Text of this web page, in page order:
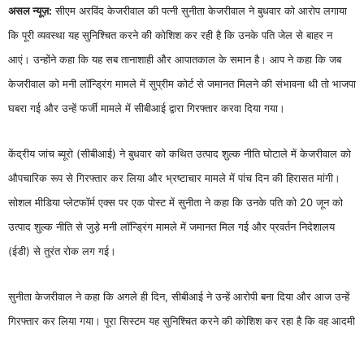
असल न्यूज़: सीएम अरविंद केजरीवाल की पत्नी सुनीता केजरीवाल ने बुधवार को आरोप लगाया
कि पूरी व्यवस्था यह सुनिश्चित करने की कोशिश कर रही है कि उनके पति जेल से बाहर न
आएं। उन्होंने कहा कि यह सब तानाशाही और आपातकाल के समान है। आप ने कहा कि जब
केजरीवाल को मनी लॉन्ड्रिंग मामले में सुप्रीम कोर्ट से जमानत मिलने की संभावना थी तो भाजपा
घबरा गई और उन्हें फर्जी मामले में सीबीआई द्वारा गिरफ्तार करवा दिया गया।
केंद्रीय जांच ब्यूरो (सीबीआई) ने बुधवार को कथित उत्पाद शुल्क नीति घोटाले में केजरीवाल को
औपचारिक रूप से गिरफ्तार कर लिया और भ्रष्टाचार मामले में पांच दिन की हिरासत मांगी।
सोशल मीडिया प्लेटफॉर्म एक्स पर एक पोस्ट में सुनीता ने कहा कि उनके पति को 20 जून को
उत्पाद शुल्क नीति से जुड़े मनी लॉन्ड्रिंग मामले में जमानत मिल गई और प्रवर्तन निदेशालय
(ईडी) से तुरंत रोक लग गई।
सुनीता केजरीवाल ने कहा कि अगले ही दिन, सीबीआई ने उन्हें आरोपी बना दिया और आज उन्हें
गिरफ्तार कर लिया गया। पूरा सिस्टम यह सुनिश्चित करने की कोशिश कर रहा है कि वह आदमी